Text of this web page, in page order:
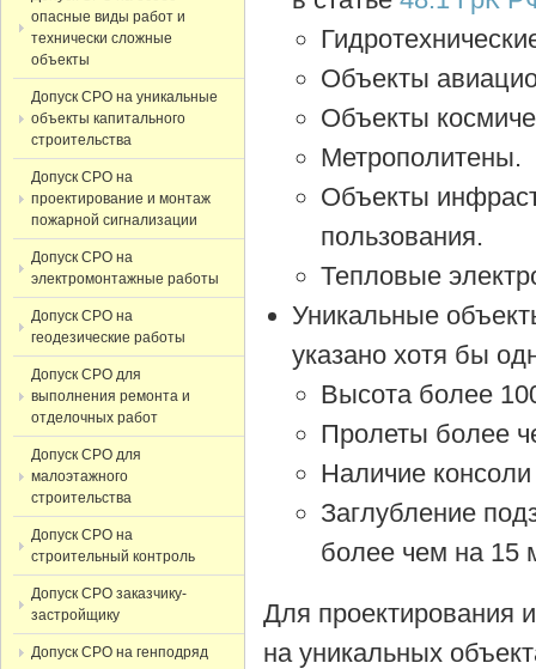
Объекты
Объекты
Метрополитены.
Объекты
пользования.
Тепловые
Уникальные
указано хотя бы
Высота более
Пролеты более
Наличие
Заглубление
более чем на 15
Для проектирования
на уникальных
опасные виды работ и
технически сложные
объекты
Допуск СРО на уникальные
объекты капитального
строительства
Допуск СРО на
проектирование и монтаж
пожарной сигнализации
Допуск СРО на
электромонтажные работы
Допуск СРО на
геодезические работы
Допуск СРО для
выполнения ремонта и
отделочных работ
Допуск СРО для
малоэтажного
строительства
Допуск СРО на
строительный контроль
Допуск СРО заказчику-
застройщику
Допуск СРО на генподряд